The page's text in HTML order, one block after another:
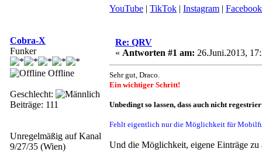
YouTube | TikTok | Instagram | Facebook
Cobra-X
Funker
Offline
Geschlecht:
Beiträge: 111
Unregelmäßig auf Kanal
9/27/35 (Wien)
Re: QRV
« Antworten #1 am: 26.Juni.2013,
Sehr gut, Draco.
Ein wichtiger Schritt!
Unbedingt so lassen, dass auch nicht
Fehlt eigentlich nur die Möglichkeit für
Und die Möglichkeit, eigene Einträge